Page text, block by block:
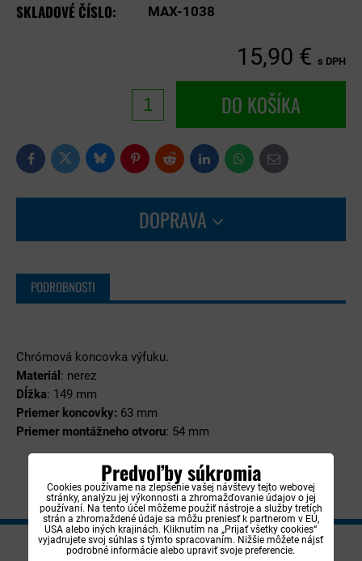
SKLADOVÉ ČÍSLO: MAX-1038
15,90 € s DPH
DO KOŠÍKA
FacebookTwitter BlueskyPinterestReddit LinkedInWhatsApp
E-
mail
DOPRAVA
PODROBNOSTI
Chrómová koncovka výfuku.
Materiál : nerez
Dĺžka: 149 mm
Priemer koncovky: 63 mm
Priemer montážneho otvoru: 54 mm
NEWSLETTER
Predvoľby súkromia
Cookies používame na zlepšenie vašej návštevy tejto webovej
stránky, analýzu jej výkonnosti a zhromažďovanie údajov o jej
používaní. Na tento účel môžeme použiť nástroje a služby tretích
strán a zhromaždené údaje sa môžu preniesť k partnerom v EÚ,
USA alebo iných krajinách. Kliknutím na „Prijať všetky cookies“
vyjadrujete svoj súhlas s týmto spracovaním. Nižšie môžete nájsť
podrobné informácie alebo upraviť svoje preferencie.